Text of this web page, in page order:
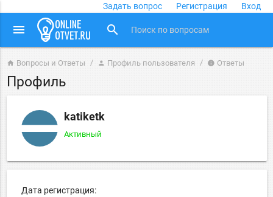
Задать вопрос Регистрация Вход
menu search
home Вопросы и Ответы person Профиль пользователя info Ответы
Профиль
katiketk
Активный
Дата регистрация: